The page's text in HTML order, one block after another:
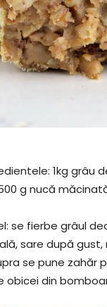
1kg grâu
g nucă
se fierbe grâul
sare după
se pune zahăr
obicei din